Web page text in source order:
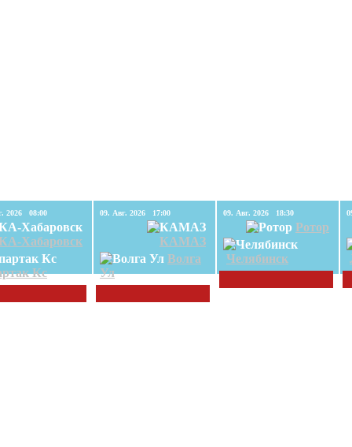
09. Авг. 2026 08:00
Хабаровск
Кс
09. Авг. 2026 17:00
КАМАЗ
Волга
Ул
09. Авг. 2026 18:30
Ротор
Челябинск